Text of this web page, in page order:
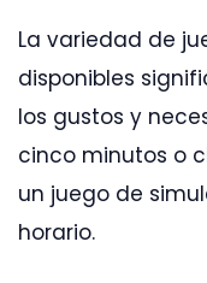
La variedad de
disponibles
los gustos y
cinco minutos o
un juego de
horario.